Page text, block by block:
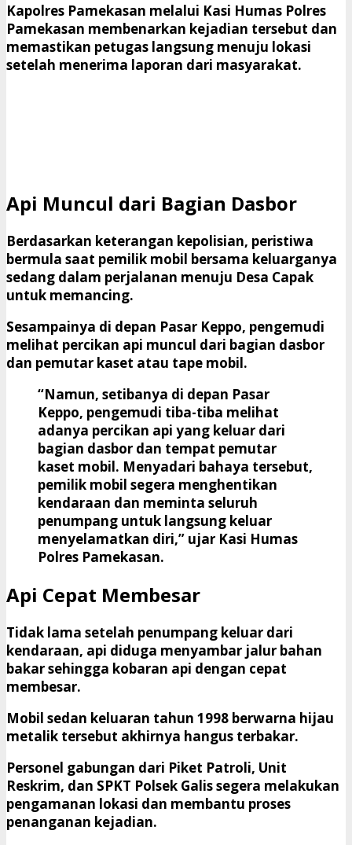
Kapolres Pamekasan melalui Kasi Humas Polres
Pamekasan membenarkan kejadian tersebut dan
memastikan petugas langsung menuju lokasi
setelah menerima laporan dari masyarakat.
Api Muncul dari Bagian Dasbor
Berdasarkan keterangan kepolisian, peristiwa
bermula saat pemilik mobil bersama keluarganya
sedang dalam perjalanan menuju Desa Capak
untuk memancing.
Sesampainya di depan Pasar Keppo, pengemudi
melihat percikan api muncul dari bagian dasbor
dan pemutar kaset atau tape mobil.
“Namun, setibanya di depan Pasar
Keppo, pengemudi tiba-tiba melihat
adanya percikan api yang keluar dari
bagian dasbor dan tempat pemutar
kaset mobil. Menyadari bahaya tersebut,
pemilik mobil segera menghentikan
kendaraan dan meminta seluruh
penumpang untuk langsung keluar
menyelamatkan diri,” ujar Kasi Humas
Polres Pamekasan.
Api Cepat Membesar
Tidak lama setelah penumpang keluar dari
kendaraan, api diduga menyambar jalur bahan
bakar sehingga kobaran api dengan cepat
membesar.
Mobil sedan keluaran tahun 1998 berwarna hijau
metalik tersebut akhirnya hangus terbakar.
Personel gabungan dari Piket Patroli, Unit
Reskrim, dan SPKT Polsek Galis segera melakukan
pengamanan lokasi dan membantu proses
penanganan kejadian.